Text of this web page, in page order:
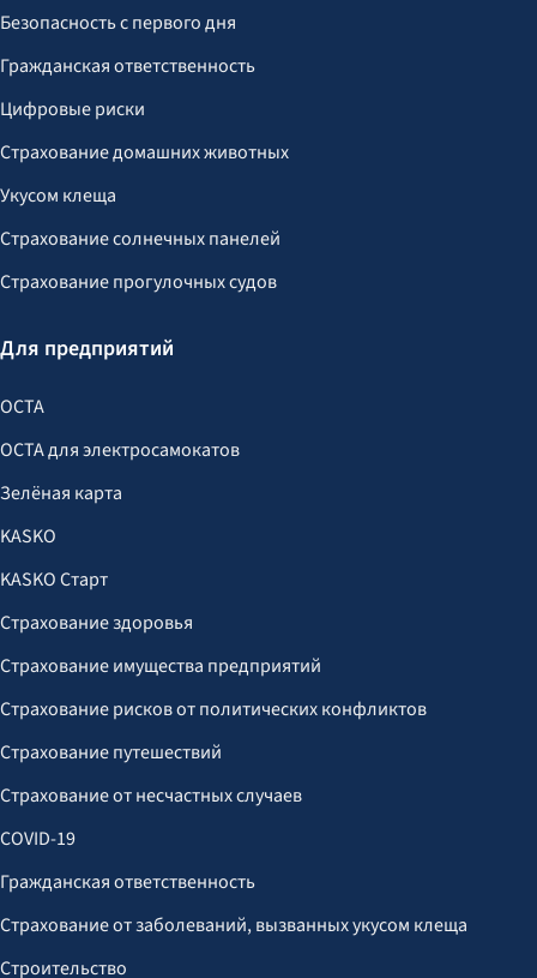
Безопасность с первого дня
Гражданская ответственность
Цифровые риски
Страхование домашних животных
Укусом клеща
Страхование солнечных панелей
Страхование прогулочных судов
Для предприятий
OCTA
OCTA для электросамокатов
Зелёная карта
KASKO
KASKO Старт
Страхование здоровья
Страхование имущества предприятий
Страхование рисков от политических конфликтов
Страхование путешествий
Страхование от несчастных случаев
COVID-19
Гражданская ответственность
Страхование от заболеваний, вызванных укусом клеща
Строительство